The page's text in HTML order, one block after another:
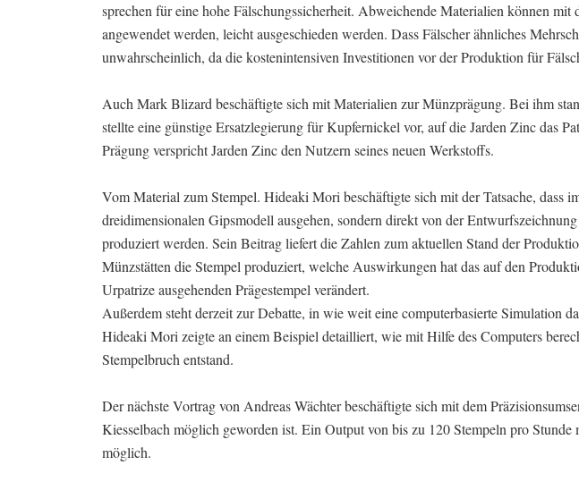
sprechen für eine hohe Fälschungssicherheit. Abweichende Materialien können mit
angewendet werden, leicht ausgeschieden werden. Dass Fälscher ähnliches
unwahrscheinlich, da die kostenintensiven Investitionen vor der Produktion für
Auch Mark Blizard beschäftigte sich mit Materialien zur Münzprägung. Bei ihm
stellte eine günstige Ersatzlegierung für Kupfernickel vor, auf die Jarden Zinc das
Prägung verspricht Jarden Zinc den Nutzern seines neuen Werkstoffs.
Vom Material zum Stempel. Hideaki Mori beschäftigte sich mit der Tatsache, dass
dreidimensionalen Gipsmodell ausgehen, sondern direkt von der
produziert werden. Sein Beitrag liefert die Zahlen zum aktuellen Stand der
Münzstätten die Stempel produziert, welche Auswirkungen hat das auf den
Urpatrize ausgehenden Prägestempel verändert.
Außerdem steht derzeit zur Debatte, in wie weit eine computerbasierte Simulation
Hideaki Mori zeigte an einem Beispiel detailliert, wie mit Hilfe des Computers
Stempelbruch entstand.
Der nächste Vortrag von Andreas Wächter beschäftigte sich mit dem
Kiesselbach möglich geworden ist. Ein Output von bis zu 120 Stempeln pro
möglich.